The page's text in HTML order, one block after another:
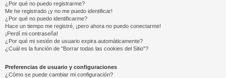
¿Por qué no puedo registrarme?
Me he registrado ¡y no me puedo identificar!
¿Por qué no puedo identificarme?
Hace un tiempo me registré, ¡pero ahora no puedo conectarme!
¡Perdí mi contraseña!
¿Por qué mi sesión de usuario expira automáticamente?
¿Cuál es la función de "Borrar todas las cookies del Sitio"?
Preferencias de usuario y configuraciones
¿Cómo se puede cambiar mi configuración?